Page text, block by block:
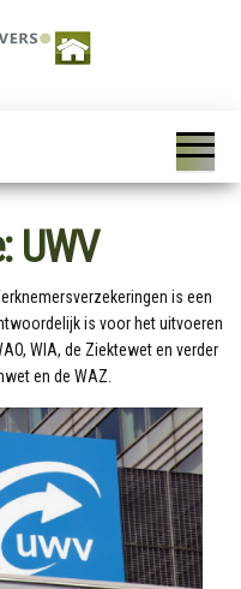
HR – Salaris –
Payroll –
–
–
Coaching
Ziekteverzuim wet en
loonkostensubsidies,
Juridische
zaken, Opleiding,
ontwikkeling en
coaching, HR Scan,
UWV
is een
is voor het uitvoeren
WIA, de Ziektewet en verder
en de WAZ.